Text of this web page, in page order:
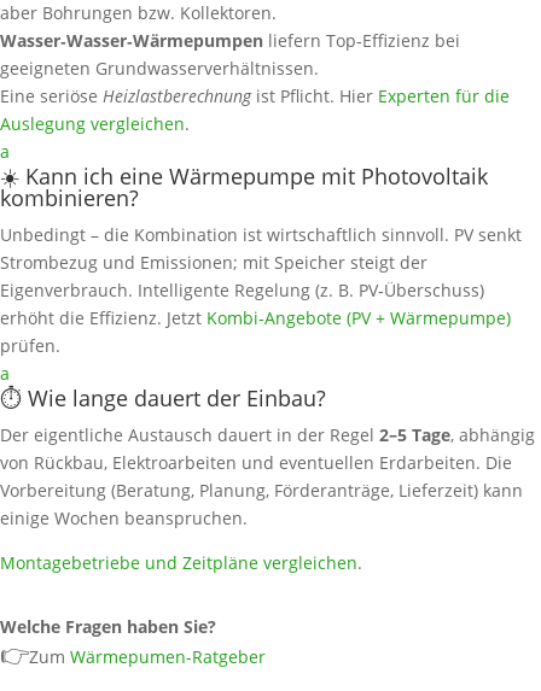
aber Bohrungen bzw. Kollektoren.
Wasser‑Wasser‑Wärmepumpen liefern Top‑Effizienz bei
geeigneten Grundwasserverhältnissen.
Eine seriöse Heizlastberechnungist Pflicht. Hier Experten für die
Auslegung vergleichen.
a
☀️ Kann ich eine Wärmepumpe mit Photovoltaik
kombinieren?
Unbedingt – die Kombination ist wirtschaftlich sinnvoll. PV senkt
Strombezug und Emissionen; mit Speicher steigt der
Eigenverbrauch. Intelligente Regelung (z. B. PV‑Überschuss)
erhöht die Effizienz. Jetzt Kombi‑Angebote (PV + Wärmepumpe)
prüfen.
a
⏱️ Wie lange dauert der Einbau?
Der eigentliche Austausch dauert in der Regel 2–5 Tage, abhängig
von Rückbau, Elektroarbeiten und eventuellen Erdarbeiten. Die
Vorbereitung (Beratung, Planung, Förderanträge, Lieferzeit) kann
einige Wochen beanspruchen.
Montagebetriebe und Zeitpläne vergleichen.
Welche Fragen haben Sie?
👉Zum Wärmepumen-Ratgeber